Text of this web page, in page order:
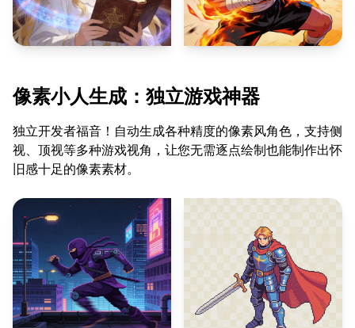
像素小人生成：独立游戏神器
独立开发者福音！自动生成各种精度的像素风角色，支持侧
视、顶视等多种游戏视角，让您无需逐点绘制也能制作出怀
旧感十足的像素素材。